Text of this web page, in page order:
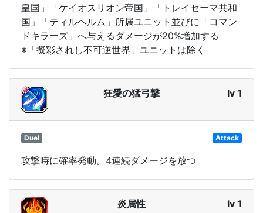
皇国」「ケイオスリオン帝国」「トレイセーマ共和
国」「ティルヘルム」所属ユニット並びに「コマン
ドキラーズ」へ与えるダメージが20%増加する
※「擬彩されし不可逆世界」ユニットは除く
狂愛の猛弓撃 lv 1
Duel Attack
攻撃時に確率発動。4連続ダメージを放つ
炎属性 lv 1